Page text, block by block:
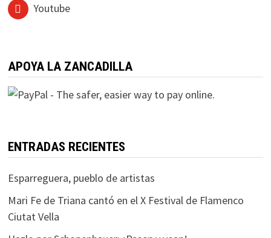
Youtube
APOYA LA ZANCADILLA
ENTRADAS RECIENTES
Esparreguera, pueblo de artistas
Mari Fe de Triana cantó en el X Festival de Flamenco
Ciutat Vella